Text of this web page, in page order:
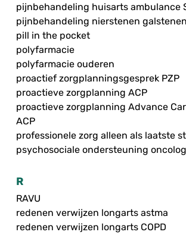
pijnbehandeling huisarts ambulance
pijnbehandeling nierstenen galstenen
pill in the pocket
polyfarmacie
polyfarmacie ouderen
proactief zorgplanningsgesprek PZP
proactieve zorgplanning ACP
proactieve zorgplanning Advance
ACP
professionele zorg alleen als laatste
psychosociale ondersteuning
R
RAVU
redenen verwijzen longarts astma
redenen verwijzen longarts COPD